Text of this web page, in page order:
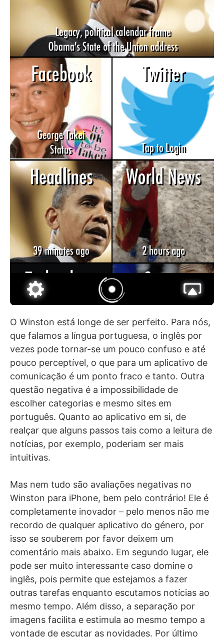
O Winston está longe de ser perfeito. Para nós,
que falamos a língua portuguesa, o inglês por
vezes pode tornar-se um pouco confuso e até
pouco perceptível, o que para um aplicativo de
comunicação é um ponto fraco e tanto. Outra
questão negativa é a impossibilidade de
escolher categorias e mesmo sites em
português. Quanto ao aplicativo em si, de
realçar que alguns passos tais como a leitura de
notícias, por exemplo, poderiam ser mais
intuitivas.
Mas nem tudo são avaliações negativas no
Winston para iPhone, bem pelo contrário! Ele é
completamente inovador – pelo menos não me
recordo de qualquer aplicativo do género, por
isso se souberem por favor deixem um
comentário mais abaixo. Em segundo lugar, ele
pode ser muito interessante caso domine o
inglês, pois permite que estejamos a fazer
outras tarefas enquanto escutamos notícias ao
mesmo tempo. Além disso, a separação por
imagens facilita e estimula ao mesmo tempo a
vontade de escutar as novidades. Por último